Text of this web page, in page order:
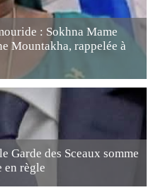
: Sokhna Mame
Mountakha, rappelée à
Garde des Sceaux somme
en règle